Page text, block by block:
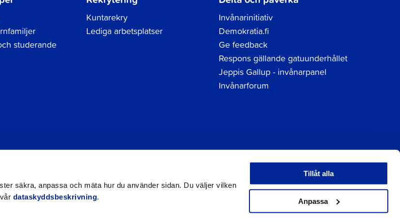
säkra, anpassa och mäta hur du använder sidan. Du väljer vilken
dataskyddsbeskrivning.
Tillåt alla
Anpassa
studerande
Kuntarekry
Lediga arbetsplatser
Invånarinitiativ
Demokratia.fi
Ge feedback
Respons gällande gatuunderhållet
Jeppis Gallup - invånarpanel
Invånarforum
Tillgänglighetsutlåtande